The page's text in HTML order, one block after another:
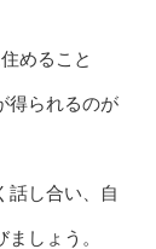
めること
得られるのが
話し合い、自
しょう。